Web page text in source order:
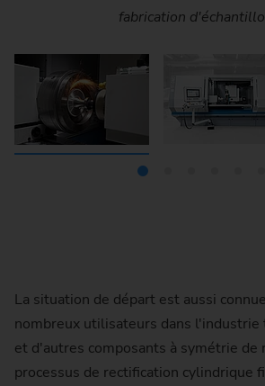
fabrication
La situation de départ est aussi
nombreux utilisateurs dans
et d'autres composants à symétrie de
processus de rectification cylindrique